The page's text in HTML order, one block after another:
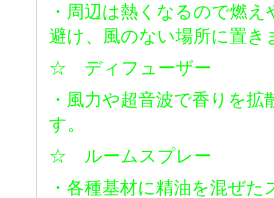
・周辺は熱くなるので燃
避け、風のない場所に置き
☆ ディフューザー
・風力や超音波で香りを
す。
☆ ルームスプレー
・各種基材に精油を混ぜ